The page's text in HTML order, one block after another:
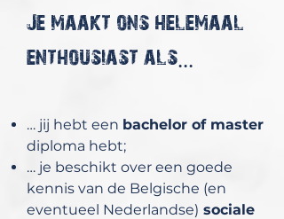
Je maakt ons helemaal
enthousiast als...
… jij hebt een bachelor of master
diploma hebt;
… je beschikt over een goede
kennis van de Belgische (en
eventueel Nederlandse) sociale